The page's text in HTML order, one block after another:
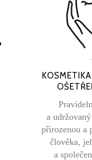
a
přirozenou a
člověka,
a